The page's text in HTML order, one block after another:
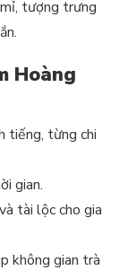
tượng trưng
Hoàng
tiếng, từng chi
gian.
tài lộc cho gia
không gian trà